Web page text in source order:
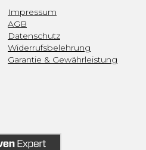
Impressum
AGB
Datenschutz
Widerrufsbelehrung
Garantie & Gewährleistung